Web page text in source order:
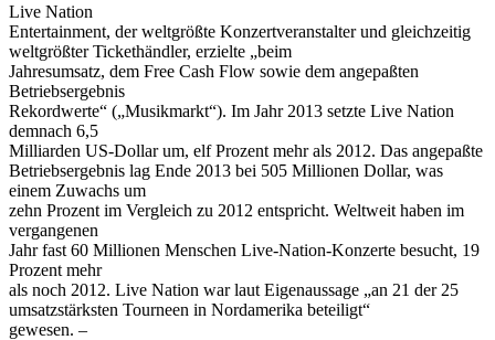
Live Nation
Entertainment, der weltgrößte Konzertveranstalter und gleichzeitig
weltgrößter Tickethändler, erzielte „beim
Jahresumsatz, dem Free Cash Flow sowie dem angepaßten
Betriebsergebnis
Rekordwerte“ („Musikmarkt“). Im Jahr 2013 setzte Live Nation
demnach 6,5
Milliarden US-Dollar um, elf Prozent mehr als 2012. Das angepaßte
Betriebsergebnis lag Ende 2013 bei 505 Millionen Dollar, was
einem Zuwachs um
zehn Prozent im Vergleich zu 2012 entspricht. Weltweit haben im
vergangenen
Jahr fast 60 Millionen Menschen Live-Nation-Konzerte besucht, 19
Prozent mehr
als noch 2012. Live Nation war laut Eigenaussage „an 21 der 25
umsatzstärksten Tourneen in Nordamerika beteiligt“
gewesen. –